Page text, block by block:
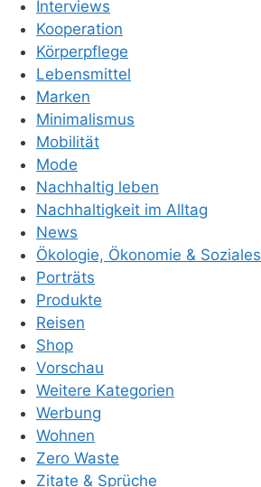
Interviews
Kooperation
Körperpflege
Lebensmittel
Marken
Minimalismus
Mobilität
Mode
Nachhaltig leben
Nachhaltigkeit im Alltag
News
Ökologie, Ökonomie & Soziales
Porträts
Produkte
Reisen
Shop
Vorschau
Weitere Kategorien
Werbung
Wohnen
Zero Waste
Zitate & Sprüche